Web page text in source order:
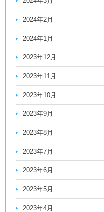
2024年2月
2024年1月
2023年12月
2023年11月
2023年10月
2023年9月
2023年8月
2023年7月
2023年6月
2023年5月
2023年4月